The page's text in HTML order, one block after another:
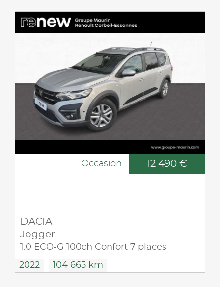
Occasion 12 490 €
DACIA
Jogger
1.0 ECO-G 100ch Confort 7 places
2022 104 665 km